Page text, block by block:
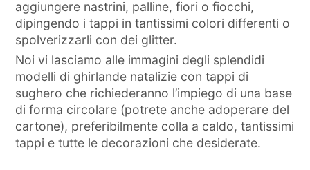
aggiungere nastrini, palline, fiori o fiocchi,
dipingendo i tappi in tantissimi colori differenti o
spolverizzarli con dei glitter.
Noi vi lasciamo alle immagini degli splendidi
modelli di ghirlande natalizie con tappi di
sughero che richiederanno l’impiego di una base
di forma circolare (potrete anche adoperare del
cartone), preferibilmente colla a caldo, tantissimi
tappi e tutte le decorazioni che desiderate.